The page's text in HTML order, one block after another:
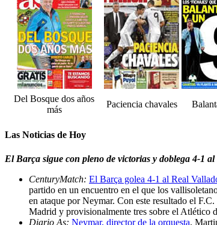
Del Bosque dos años
más
Paciencia chavales
Las Noticias de Hoy
El Barça sigue con pleno de victorias y doblega 4-1
CenturyMatch: El Barça golea 4-1 al Real
partido en un encuentro en el que los
en ataque por Neymar. Con este resultado el
Madrid y provisionalmente tres sobre el Atlético
Diario As: Neymar, director de la orquesta.